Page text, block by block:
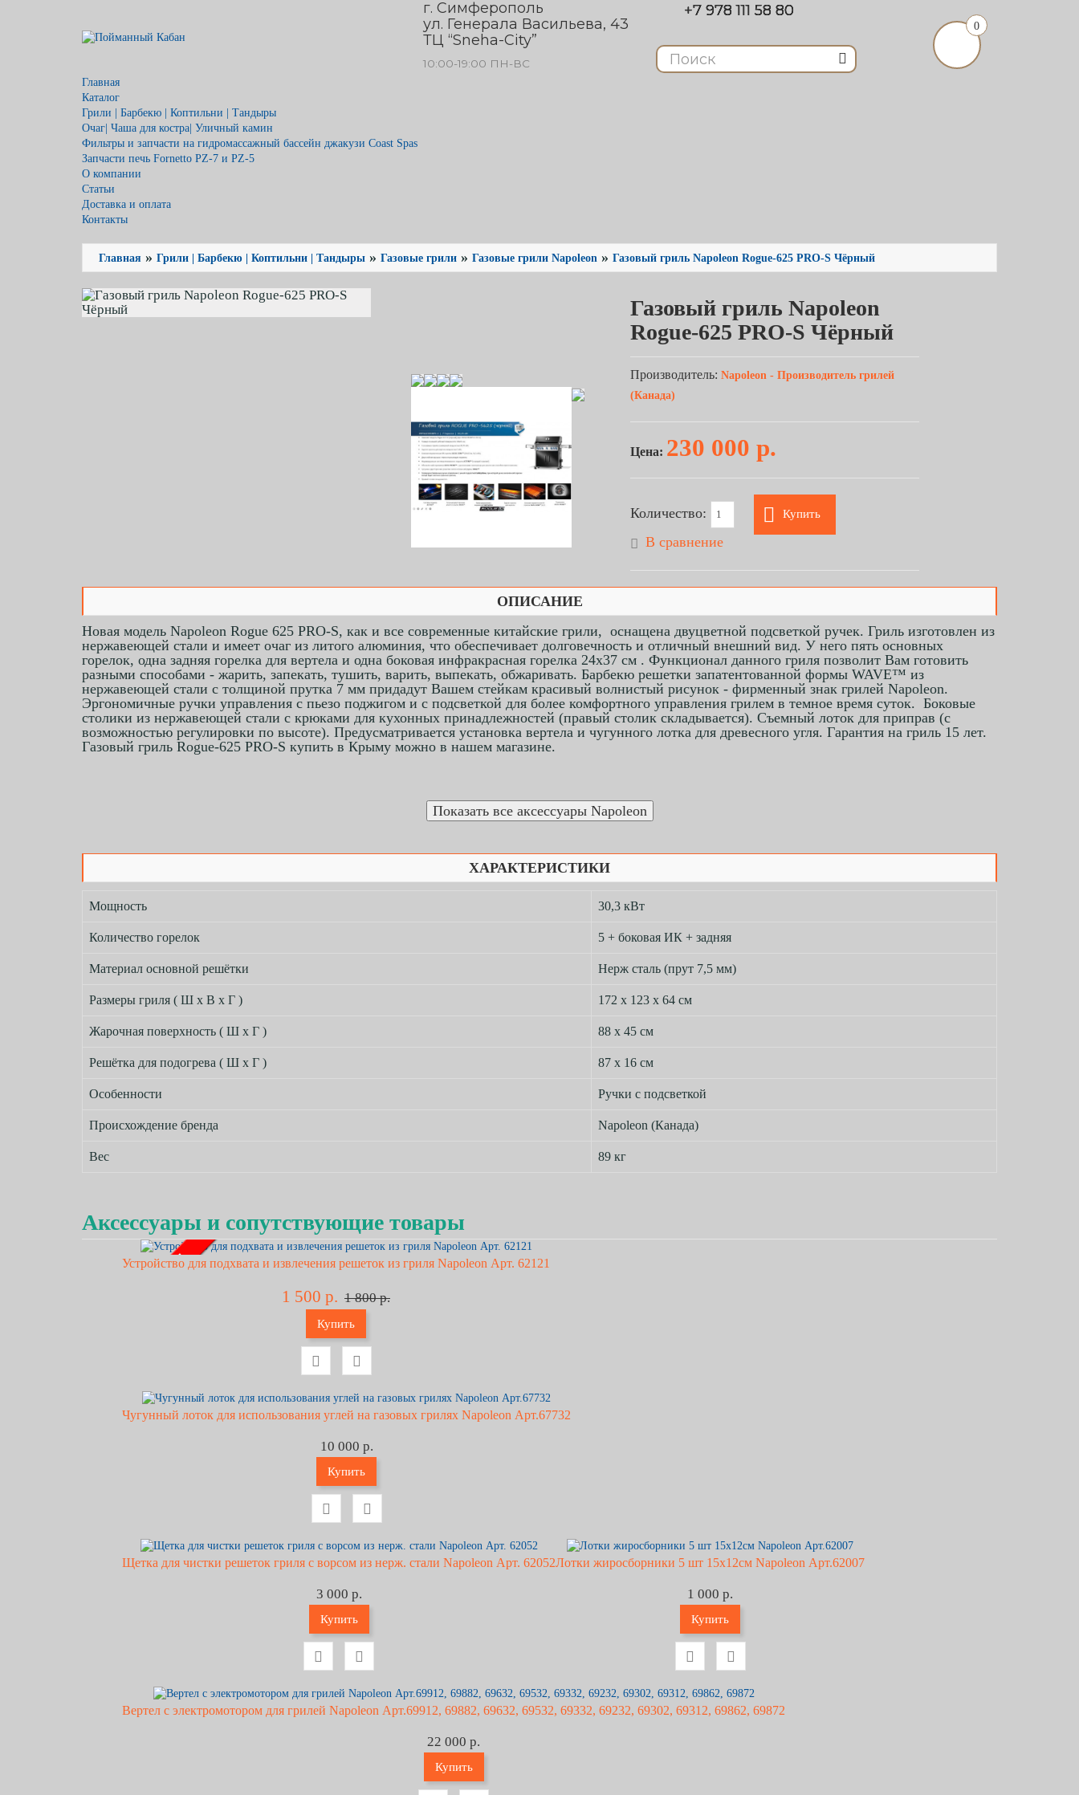
г. Симферополь
ул. Генерала Васильева, 43
ТЦ “Sneha-City”
10:00-19:00 ПН-ВС
+7 978 111 58 80
0
Главная
Каталог
Грили | Барбекю | Коптильни | Тандыры
Очаг| Чаша для костра| Уличный камин
Фильтры и запчасти на гидромассажный бассейн джакузи Coast Spas
Запчасти печь Fornetto PZ-7 и PZ-5
О компании
Статьи
Доставка и оплата
Контакты
Главная » Грили | Барбекю | Коптильни | Тандыры » Газовые грили » Газовые грили Napoleon » Газовый гриль Napoleon Rogue-625 PRO-S Чёрный
Газовый гриль Napoleon
Rogue-625 PRO-S Чёрный
Производитель: Napoleon - Производитель грилей
(Канада)
Цена: 230 000 р.
Количество: Купить
В сравнение
ОПИСАНИЕ
Новая модель Napoleon Rogue 625 PRO-S, как и все современные китайские грили, оснащена двуцветной подсветкой ручек. Гриль изготовлен из
нержавеющей стали и имеет очаг из литого алюминия, что обеспечивает долговечность и отличный внешний вид. У него пять основных
горелок, одна задняя горелка для вертела и одна боковая инфракрасная горелка 24х37 см . Функционал данного гриля позволит Вам готовить
разными способами - жарить, запекать, тушить, варить, выпекать, обжаривать. Барбекю решетки запатентованной формы WAVE™ из
нержавеющей стали с толщиной прутка 7 мм придадут Вашем стейкам красивый волнистый рисунок - фирменный знак грилей Napoleon.
Эргономичные ручки управления с пьезо поджигом и с подсветкой для более комфортного управления грилем в темное время суток. Боковые
столики из нержавеющей стали с крюками для кухонных принадлежностей (правый столик складывается). Съемный лоток для приправ (с
возможностью регулировки по высоте). Предусматривается установка вертела и чугунного лотка для древесного угля. Гарантия на гриль 15 лет.
Газовый гриль Rogue-625 PRO-S купить в Крыму можно в нашем магазине.
ХАРАКТЕРИСТИКИ
Мощность 30,3 кВт
Количество горелок 5 + боковая ИК + задняя
Материал основной решётки Нерж сталь (прут 7,5 мм)
Размеры гриля ( Ш х В х Г ) 172 х 123 х 64 см
Жарочная поверхность ( Ш х Г ) 88 х 45 см
Решётка для подогрева ( Ш х Г ) 87 х 16 см
Особенности Ручки с подсветкой
Происхождение бренда Napoleon (Канада)
Вес 89 кг
Аксессуары и сопутствующие товары
- 17% !!!
Устройство для подхвата и извлечения решеток из гриля Napoleon Арт. 62121
1 500 р. 1 800 р.
Купить
Чугунный лоток для использования углей на газовых грилях Napoleon Арт.67732
10 000 р.
Купить
Щетка для чистки решеток гриля с ворсом из нерж. стали Napoleon Арт. 62052
3 000 р.
Купить
Лотки жиросборники 5 шт 15x12см Napoleon Арт.62007
1 000 р.
Купить
Вертел с электромотором для грилей Napoleon Арт.69912, 69882, 69632, 69532, 69332, 69232, 69302, 69312, 69862, 69872
22 000 р.
Купить